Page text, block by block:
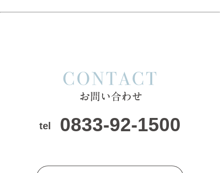
tel 0833-92-1500